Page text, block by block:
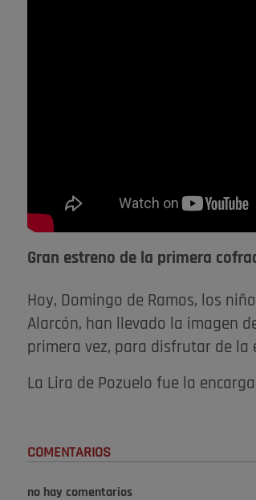
Gran estreno de la primera
Hoy, Domingo de Ramos, los
Alarcón, han llevado la imagen
primera vez, para disfrutar de la
La Lira de Pozuelo fue la
COMENTARIOS
no hay comentarios